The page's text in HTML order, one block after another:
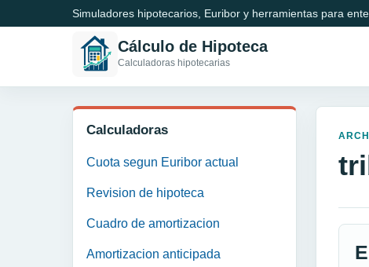
Simuladores hipotecarios, Euribor y herramientas para
Cálculo de Hipoteca
Calculadoras hipotecarias
Calculadoras
Cuota segun Euribor actual
Revision de hipoteca
Cuadro de amortizacion
Amortizacion anticipada